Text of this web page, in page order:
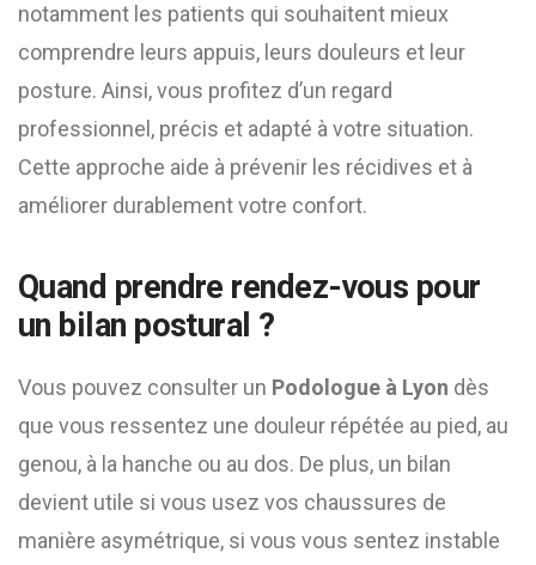
notamment les patients qui souhaitent mieux
comprendre leurs appuis, leurs douleurs et leur
posture. Ainsi, vous profitez d’un regard
professionnel, précis et adapté à votre situation.
Cette approche aide à prévenir les récidives et à
améliorer durablement votre confort.
Quand prendre rendez-vous pour
un bilan postural ?
Vous pouvez consulter un Podologue à Lyon dès
que vous ressentez une douleur répétée au pied, au
genou, à la hanche ou au dos. De plus, un bilan
devient utile si vous usez vos chaussures de
manière asymétrique, si vous vous sentez instable